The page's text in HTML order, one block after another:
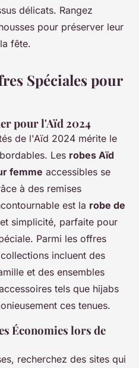
délicats. Rangez
pour préserver leur
fête.
Spéciales pour
pour l'Aïd 2024
de l'Aïd 2024 mérite le
Les robes Aïd
femme accessibles se
à des remises
est la robe de
simplicité, parfaite pour
Parmi les offres
incluent des
et des ensembles
tels que hijabs
ces tenues.
Économies lors de
recherchez des sites qui